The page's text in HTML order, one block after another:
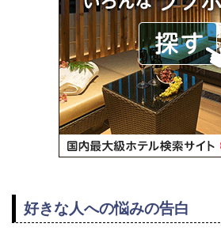
好きな人への悩みの告白